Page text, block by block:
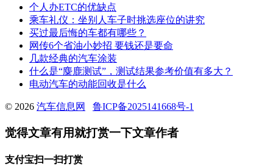
个人办ETC的优缺点
乘车礼仪：坐别人车子时挑选座位的讲究
买过最后悔的车都有哪些？
网传6个省油小妙招 要钱还是要命
几款经典的汽车涂装
什么是“麋鹿测试”，测试结果参考价值有多大？
电动汽车的动能回收是什么
© 2026 汽车信息网 鲁ICP备2025141668号-1
觉得文章有用就打赏一下文章作者
支付宝扫一扫打赏